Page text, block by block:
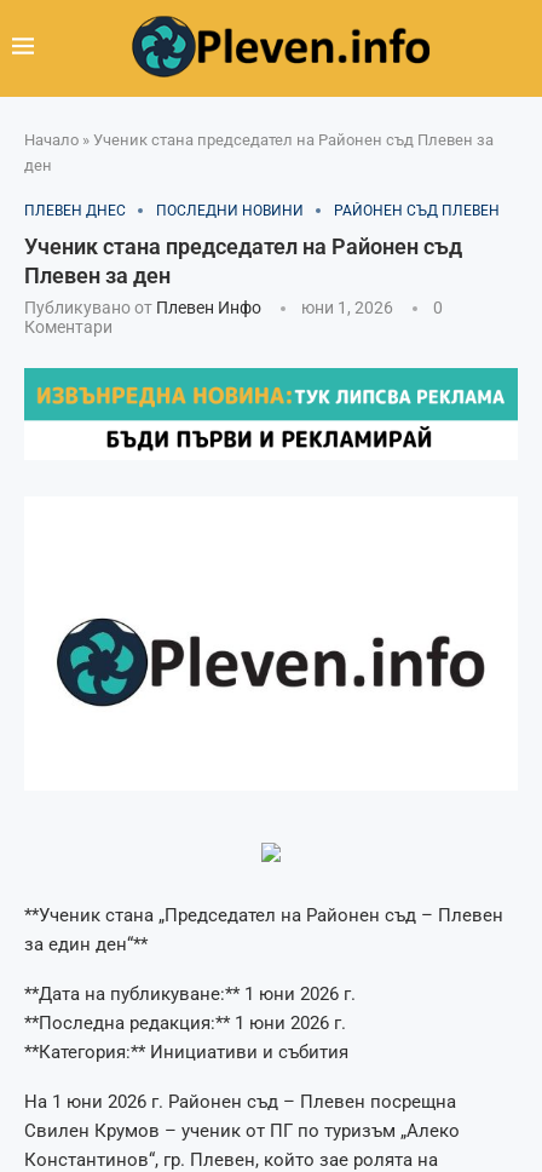
Начало » Ученик стана председател на Районен съд Плевен за
ден
ПЛЕВЕН ДНЕС ПОСЛЕДНИ НОВИНИ РАЙОНЕН СЪД ПЛЕВЕН
Ученик стана председател на Районен съд
Плевен за ден
Публикувано от Плевен Инфо юни 1, 2026
0
Коментари
**Ученик стана „Председател на Районен съд – Плевен
за един ден“**
**Дата на публикуване:** 1 юни 2026 г.
**Последна редакция:** 1 юни 2026 г.
**Категория:** Инициативи и събития
На 1 юни 2026 г. Районен съд – Плевен посрещна
Свилен Крумов – ученик от ПГ по туризъм „Алеко
Константинов“, гр. Плевен, който зае ролята на